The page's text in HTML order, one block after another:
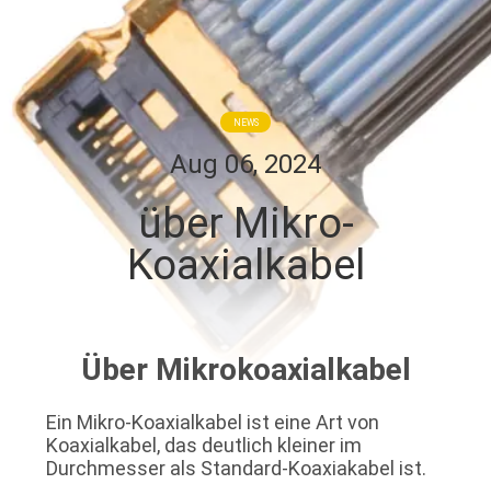
VIDEOS
ÜBER
UNS
WERKSBESICHTIGUNG
QUALITÄTSKONTROLLE
KONTAKT
UNS
NEWS
Aug 06, 2024
über Mikro-
Koaxialkabel
Über Mikrokoaxialkabel
Ein Mikro-Koaxialkabel ist eine Art von
Koaxialkabel, das deutlich kleiner im
Durchmesser als Standard-Koaxiakabel ist.